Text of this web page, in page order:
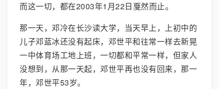
而这一切，都在2003年1月22日戛然而止。
那一天，邓冷在长沙读大学，当天早上，上初中的
儿子邓蓝冰还没有起床，邓世平和往常一样去新晃
一中体育场工地上班，一切都和平常一样，但家人
没想到，从那一天起，邓世平再也没有回来，那一
年，邓世平53岁。